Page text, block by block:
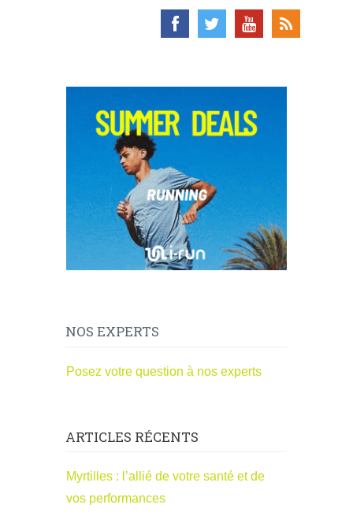
NOS EXPERTS
Posez votre question à nos experts
ARTICLES RÉCENTS
Myrtilles : l’allié de votre santé et de
vos performances